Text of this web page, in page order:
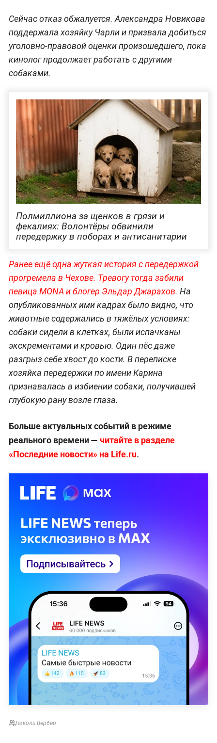
Сейчас отказ обжалуется. Александра Новикова
поддержала хозяйку Чарли и призвала добиться
уголовно-правовой оценки произошедшего, пока
кинолог продолжает работать с другими
собаками.
Полмиллиона за щенков в грязи и
фекалиях: Волонтёры обвинили
передержку в поборах и антисанитарии
Ранее ещё одна жуткая история с передержкой
прогремела в Чехове. Тревогу тогда забили
певица MONA и блогер Эльдар Джарахов. На
опубликованных ими кадрах было видно, что
животные содержались в тяжёлых условиях:
собаки сидели в клетках, были испачканы
экскрементами и кровью. Один пёс даже
разгрыз себе хвост до кости. В переписке
хозяйка передержки по имени Карина
признавалась в избиении собаки, получившей
глубокую рану возле глаза.
Больше актуальных событий в режиме
реального времени — читайте в разделе
«Последние новости» на Life.ru.
Николь Вербер